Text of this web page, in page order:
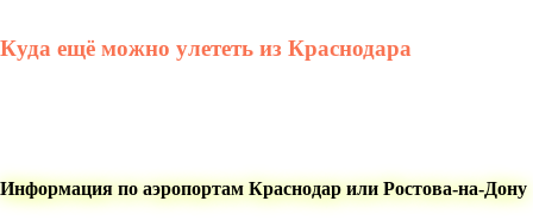
Куда ещё можно улететь из Краснодара
Информация по аэропортам Краснодар или Ростова-на-Дону